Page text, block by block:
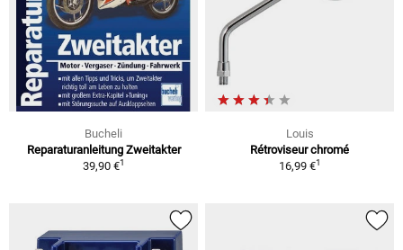
Bucheli
Reparaturanleitung Zweitakter
39,90 €1
Louis
Rétroviseur chromé
16,99 €1